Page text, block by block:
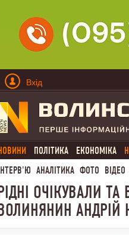
Вхід
ПОЛІТИКА ЕКОНОМІКА
АНАЛІТИКА ФОТО ВІДЕО
ОЧІКУВАЛИ
АНДРІЙ